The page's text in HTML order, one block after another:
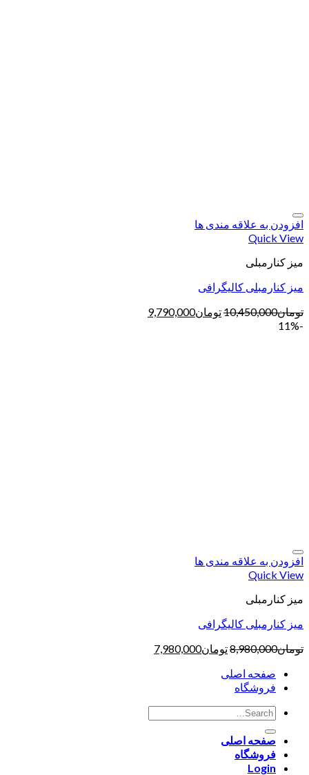
افزودن به علاقه مندی ها
Quick View
میز کنارمبلی
میز کنارمبلی کالیگرافی
تومان10,450,000تومان9,790,000
-11%
افزودن به علاقه مندی ها
Quick View
میز کنارمبلی
میز کنارمبلی کالیگرافی
تومان8,980,000تومان7,980,000
صفحه اصلی
فروشگاه
صفحه اصلی
فروشگاه
Login